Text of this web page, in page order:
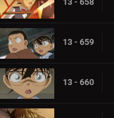
13 - 658
13 - 659
13 - 660